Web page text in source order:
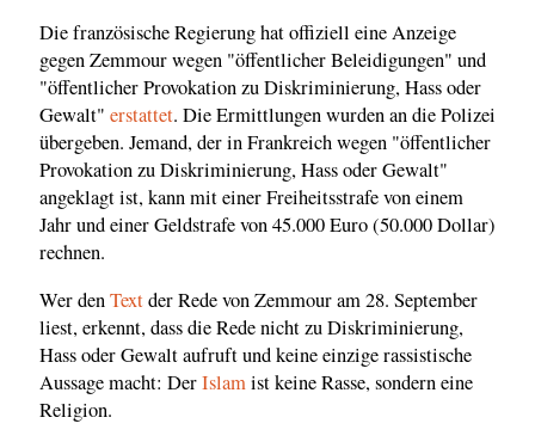
Die französische Regierung hat offiziell eine Anzeige
gegen Zemmour wegen "öffentlicher Beleidigungen" und
"öffentlicher Provokation zu Diskriminierung, Hass oder
Gewalt" erstattet. Die Ermittlungen wurden an die Polizei
übergeben. Jemand, der in Frankreich wegen "öffentlicher
Provokation zu Diskriminierung, Hass oder Gewalt"
angeklagt ist, kann mit einer Freiheitsstrafe von einem
Jahr und einer Geldstrafe von 45.000 Euro (50.000 Dollar)
rechnen.
Wer denTextder Rede von Zemmour am 28. September
liest, erkennt, dass die Rede nicht zu Diskriminierung,
Hass oder Gewalt aufruft und keine einzige rassistische
Aussage macht: DerIslamist keine Rasse, sondern eine
Religion.